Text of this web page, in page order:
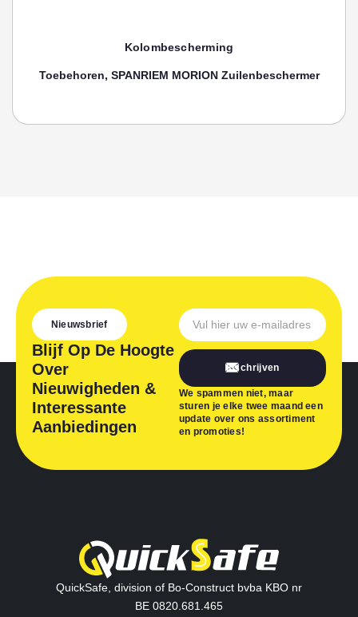
Kolombescherming
Toebehoren, SPANRIEM MORION Zuilenbeschermer
Nieuwsbrief
Blijf Op De Hoogte
Over
Nieuwigheden &
Interessante
Aanbiedingen
Inschrijven
We spammen niet, maar
sturen je elke twee maand een
update over ons assortiment
en promoties!
QuickSafe, division of Bo-Construct bvba KBO nr
BE 0820.681.465